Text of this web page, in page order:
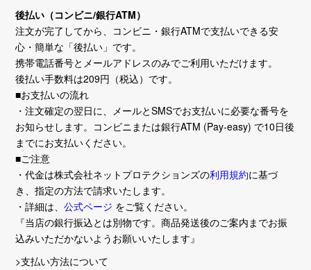
後払い（コンビニ/銀行ATM）
注文が完了してから、コンビニ・銀行ATMで支払いできる安
心・簡単な「後払い」です。
携帯電話番号とメールアドレスのみでご利用いただけます。
後払い手数料は209円（税込）です。
■お支払いの流れ
・注文確定の翌日に、メールとSMSでお支払いに必要な番号を
お知らせします。コンビニまたは銀行ATM (Pay-easy) で10日後
までにお支払いください。
■ご注意
・代金は株式会社ネットプロテクションズの利用規約に基づ
き、指定の方法で請求いたします。
・詳細は、公式ページ をご覧ください。
『当店の銀行振込とは別物です。商品発送後のご案内までお振
込みいただかないようお願いいたします』
>支払い方法について